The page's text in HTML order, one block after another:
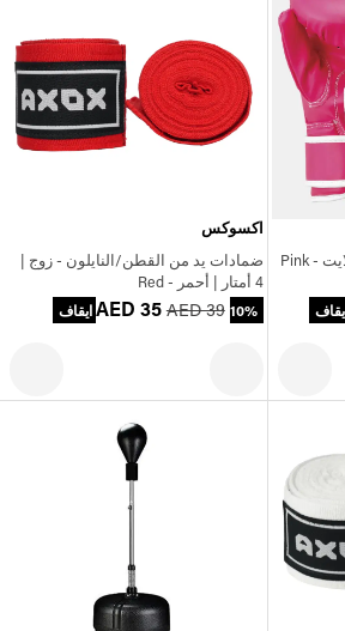
قفاز التدريب على حقيبة أرمالايت - Pink
اكسوكس
ضمادات يد من القطن/النايلون - زوج |
4 أمتار | أحمر - Red
AED 35 AED 39 10% ايقاف